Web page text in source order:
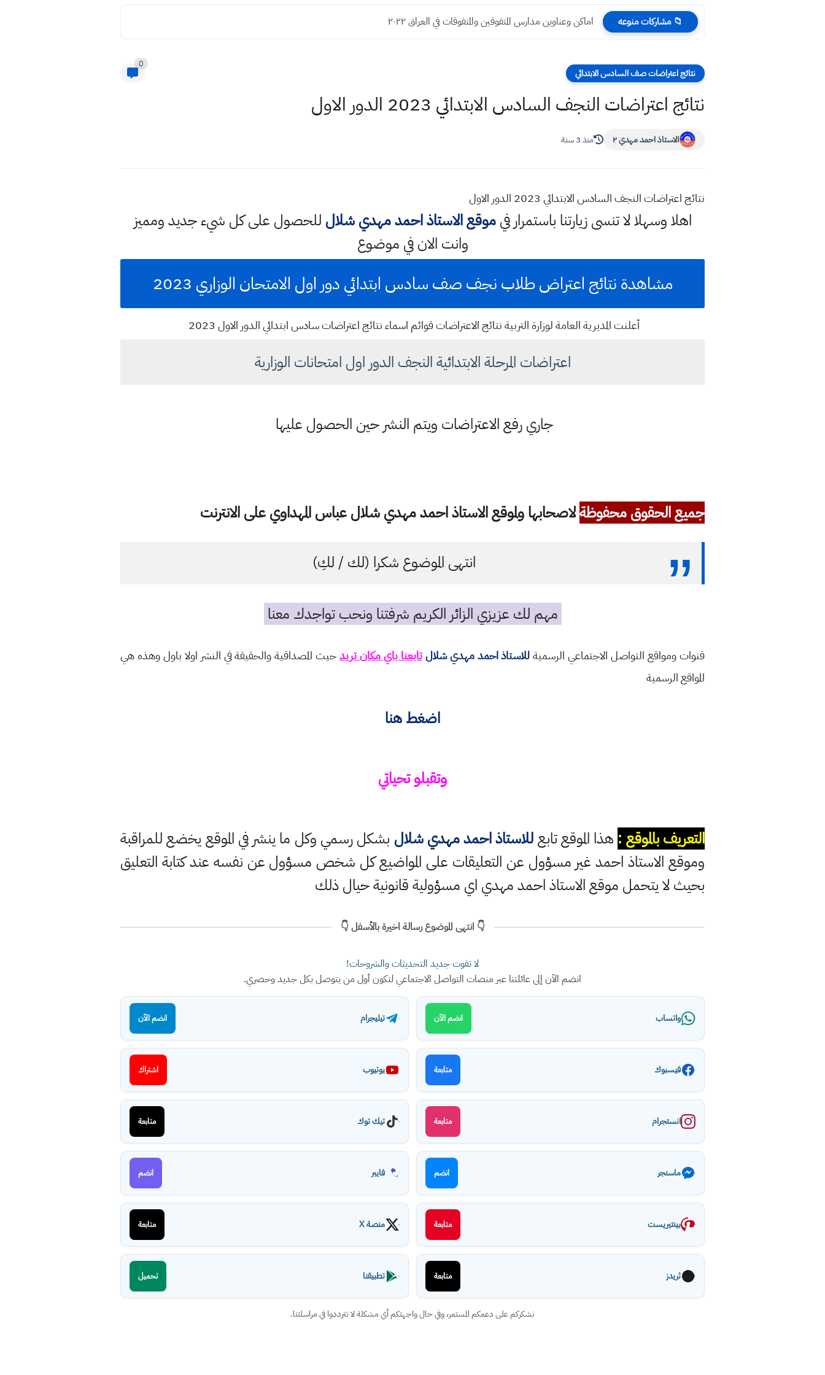
📁 مشاركات منوعه اماكن وعناوين مدارس المتفوقين والمتفوقات في العراق ٢٠٢٢
نتائج اعتراضات صف السادس الابتدائي
0
نتائج اعتراضات النجف السادس الابتدائي 2023 الدور الاول
الاستاذ احمد مهدي ٢ منذ 3 سنة
نتائج اعتراضات النجف السادس الابتدائي 2023 الدور الاول
اهلا وسهلالا تنسى زيارتنا باستمرار فيموقع الاستاذ احمد مهدي شلال للحصول على كل شيء جديد ومميز
وانت الان في موضوع
مشاهدة نتائج اعتراض طلاب نجف صف سادس ابتدائي دور اول الامتحان الوزاري 2023
أعلنت المديرية العامة لوزارة التربية نتائج الاعتراضات قوائم اسماء نتائج اعتراضات سادس ابتدائي الدور الاول 2023
اعتراضات المرحلة الابتدائية النجف الدور اول امتحانات الوزارية
جاري رفع الاعتراضات ويتم النشر حين الحصول عليها
جميع الحقوق محفوظةلاصحابها ولموقع الاستاذ احمد مهدي شلال عباس المهداوي على الانترنت
انتهى الموضوع شكرا (لك / لكِ)
مهم لك عزيزي الزائر الكريم شرفتنا ونحب تواجدك معنا
قنوات ومواقع التواصل الاجتماعي الرسميةللاستاذ احمد مهدي شلالتابعنا باي مكان تريدحيث المصداقية والحقيقة في النشر اولا باول وهذه هي
المواقع الرسمية
اضغط هنا
وتقبلو تحياتي
التعريف بالموقع : هذا الموقع تابعللاستاذ احمد مهدي شلال بشكل رسمي وكل ما ينشر في الموقع يخضع للمراقبة
وموقع الاستاذ احمد غير مسؤول عن التعليقات على المواضيع كل شخص مسؤول عن نفسه عند كتابة التعليق
بحيث لا يتحمل موقع الاستاذ احمد مهدي اي مسؤولية قانونية حيال ذلك
👇 انتهى الموضوع رسالة اخيرة بالأسفل 👇
لا تفوت جديد التحديثات والشروحات!
انضم الآن إلى عائلتنا عبر منصات التواصل الاجتماعي لتكون أول من يتوصل بكل جديد وحصري.
واتساب انضم الآن تيليجرام انضم الآن
فيسبوك متابعة يوتيوب اشتراك
انستجرام متابعة تيك توك متابعة
ماسنجر انضم فايبر انضم
بينتيريست متابعة منصة X متابعة
ثريدز متابعة تطبيقنا تحميل
نشكركم على دعمكم المستمر، وفي حال واجهتكم أي مشكلة لا تترددوا في مراسلتنا.